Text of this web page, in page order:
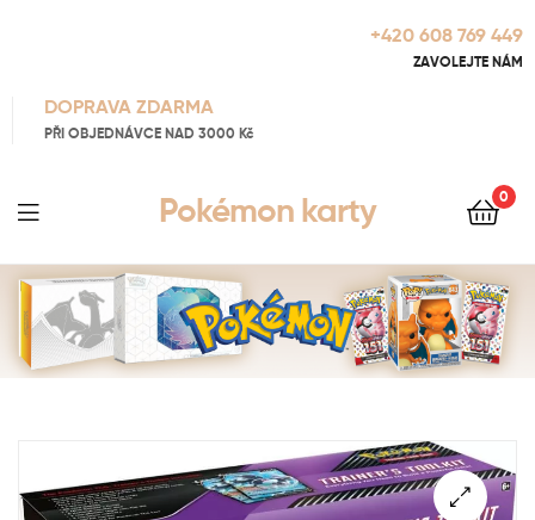
+420 608 769 449
ZAVOLEJTE NÁM
DOPRAVA ZDARMA
PŘI OBJEDNÁVCE NAD 3000 Kč
Pokémon karty 0